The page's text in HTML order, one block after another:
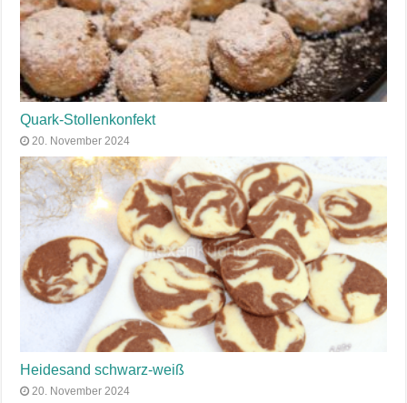
Quark-Stollenkonfekt
20. November 2024
Heidesand schwarz-weiß
20. November 2024